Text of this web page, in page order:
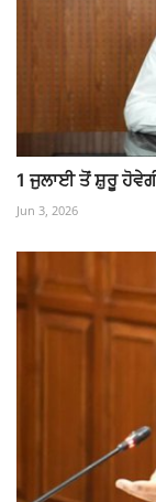
1 ਜੁਲਾਈ ਤੋਂ ਸ਼ੁਰੂ
Jun 3, 2026